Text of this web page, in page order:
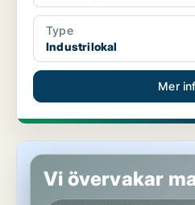
Type
Industrilokal
Mer
Industrilokal i Göteborg
Vi övervakar